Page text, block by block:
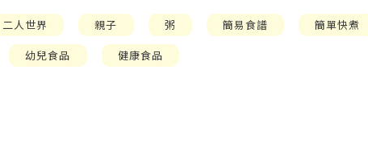
二人世界 親子 粥 簡易食譜 簡單快煮
幼兒食品 健康食品